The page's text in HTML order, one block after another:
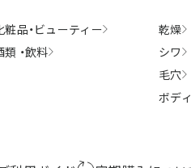
粧品・ビューティー
類 ・飲料
乾燥
シワ
毛穴
ボディ